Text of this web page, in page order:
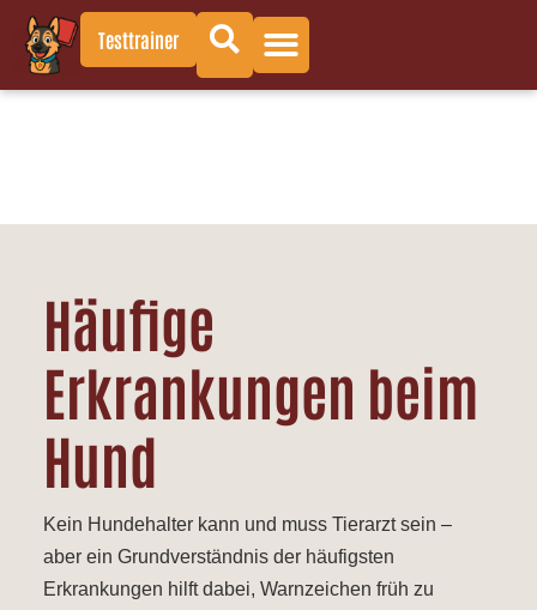
Testtrainer
Häufige
Erkrankungen beim
Hund
Kein Hundehalter kann und muss Tierarzt sein –
aber ein Grundverständnis der häufigsten
Erkrankungen hilft dabei, Warnzeichen früh zu